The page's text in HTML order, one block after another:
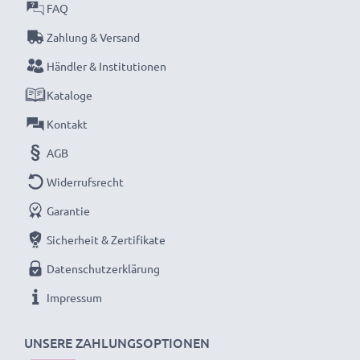
garantieren.
Jetzt bestellen – Schnelle Lieferung & 3 Jahren
UNSERE ZAHLUNGSOPTIONEN
FAQ
Zahlung & Versand
Händler & Institutionen
Kataloge
Kontakt
AGB
Widerrufsrecht
Garantie
Sicherheit & Zertifikate
Datenschutzerklärung
Impressum